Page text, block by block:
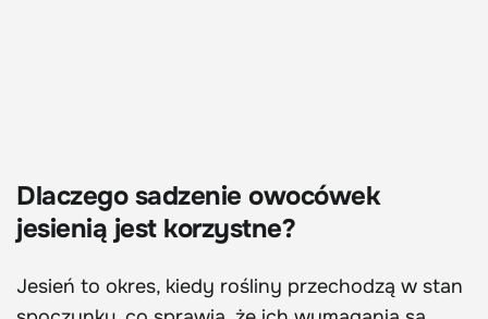
Dlaczego sadzenie owocówek
jesienią jest korzystne?
Jesień to okres, kiedy rośliny przechodzą w stan